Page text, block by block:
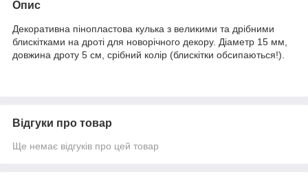
Опис
Декоративна пінопластова кулька з великими та дрібними
блискітками на дроті для новорічного декору. Діаметр 15 мм,
довжина дроту 5 см, срібний колір (блискітки обсипаються!).
Відгуки про товар
Ще немає відгуків про цей товар